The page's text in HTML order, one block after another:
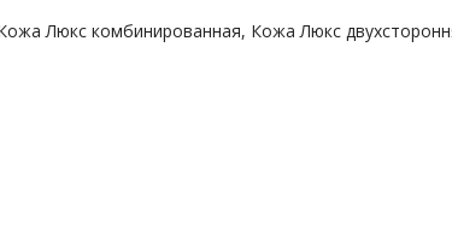
Люкс комбинированная, Кожа Люкс